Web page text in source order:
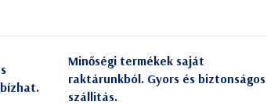
Minőségi termékek saját
raktárunkból. Gyors és biztonságos
szállitás.